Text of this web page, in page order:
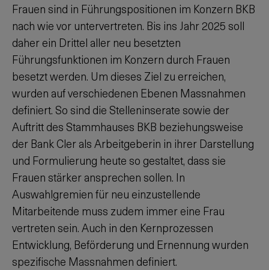
Frauen sind in Führungspositionen im Konzern BKB
nach wie vor untervertreten. Bis ins Jahr 2025 soll
daher ein Drittel aller neu besetzten
Führungsfunktionen im Konzern durch Frauen
besetzt werden. Um dieses Ziel zu erreichen,
wurden auf verschiedenen Ebenen Massnahmen
definiert. So sind die Stelleninserate sowie der
Auftritt des Stammhauses BKB beziehungsweise
der Bank Cler als Arbeitgeberin in ihrer Darstellung
und Formulierung heute so gestaltet, dass sie
Frauen stärker ansprechen sollen. In
Auswahlgremien für neu einzustellende
Mitarbeitende muss zudem immer eine Frau
vertreten sein. Auch in den Kernprozessen
Entwicklung, Beförderung und Ernennung wurden
spezifische Massnahmen definiert.